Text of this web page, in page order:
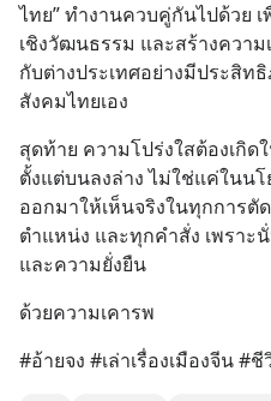
ไทย” ทำงานควบคู่กันไปด้วย
เชิงวัฒนธรรม และสร้างควา
กับต่างประเทศอย่างมีประสิท
สังคมไทยเอง
สุดท้าย ความโปร่งใสต้องเกิ
ตั้งแต่บนลงล่าง ไม่ใช่แค่ในน
ออกมาให้เห็นจริงในทุกการตั
ตำแหน่ง และทุกคำสั่ง เพรา
และความยั่งยืน
ด้วยความเคารพ
#อ้ายจง #เล่าเรื่องเมืองจีน #